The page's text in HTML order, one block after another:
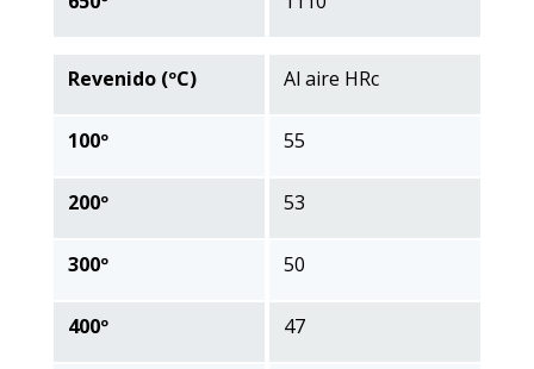
Revenido (ºC)
100º
200º
300º
400º
Al aire HRc
55
53
50
47